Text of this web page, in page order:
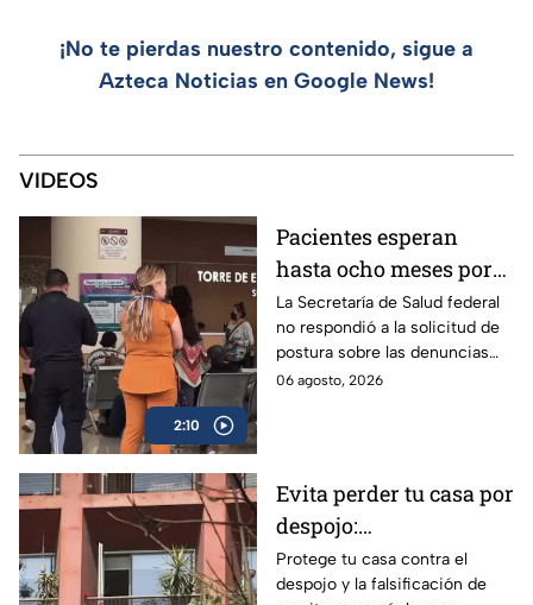
¡No te pierdas nuestro contenido, sigue a
Azteca Noticias en Google News!
VIDEOS
2:10
Pacientes esperan
hasta ocho meses por
atención especializada
en el hospital “Dr.
Manuel Gea González”
La Secretaría de Salud federal
no respondió a la solicitud de
postura sobre las denuncias
para hacer citas en el hospital
06 agosto, 2026
Evita perder tu casa por
despojo:
Recomendaciones
notariales para blindar
Protege tu casa contra el
despojo y la falsificación de